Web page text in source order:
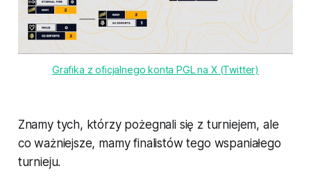
Grafika z oficjalnego konta PGL na X (Twitter)
Znamy tych, którzy pożegnali się z turniejem, ale
co ważniejsze, mamy finalistów tego wspaniałego
turnieju.